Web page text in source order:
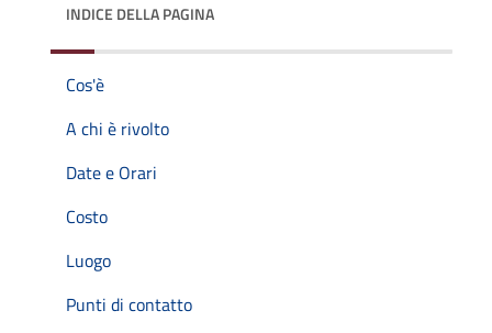
INDICE DELLA PAGINA
Cos'è
A chi è rivolto
Date e Orari
Costo
Luogo
Punti di contatto